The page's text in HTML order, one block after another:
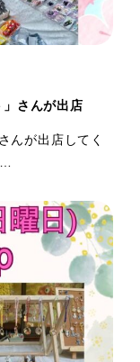
さんが出店
んが出店してく